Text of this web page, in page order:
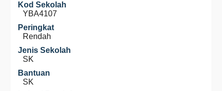
Kod Sekolah
YBA4107
Peringkat
Rendah
Jenis Sekolah
SK
Bantuan
SK